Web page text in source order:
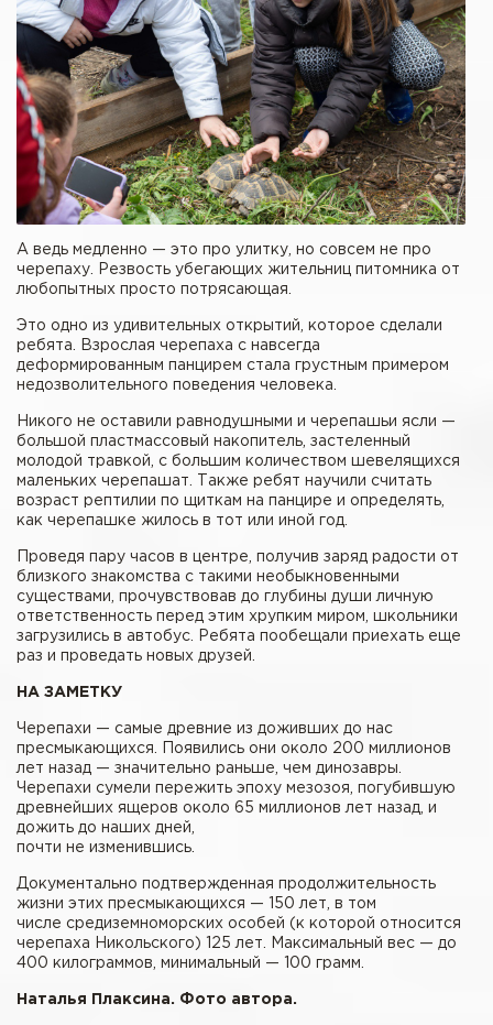
А ведь медленно — это про улитку, но совсем не про
черепаху. Резвость убегающих жительниц питомника от
любопытных просто потрясающая.
Это одно из удивительных открытий, которое сделали
ребята. Взрослая черепаха с навсегда
деформированным панцирем стала грустным примером
недозволительного поведения человека.
Никого не оставили равнодушными и черепашьи ясли —
большой пластмассовый накопитель, застеленный
молодой травкой, с большим количеством шевелящихся
маленьких черепашат. Также ребят научили считать
возраст рептилии по щиткам на панцире и определять,
как черепашке жилось в тот или иной год.
Проведя пару часов в центре, получив заряд радости от
близкого знакомства с такими необыкновенными
существами, прочувствовав до глубины души личную
ответственность перед этим хрупким миром, школьники
загрузились в автобус. Ребята пообещали приехать еще
раз и проведать новых друзей.
НА ЗАМЕТКУ
Черепахи — самые древние из доживших до нас
пресмыкающихся. Появились они около 200 миллионов
лет назад — значительно раньше, чем динозавры.
Черепахи сумели пережить эпоху мезозоя, погубившую
древнейших ящеров около 65 миллионов лет назад, и
дожить до наших дней,
почти не изменившись.
Документально подтвержденная продолжительность
жизни этих пресмыкающихся — 150 лет, в том
числе средиземноморских особей (к которой относится
черепаха Никольского) 125 лет. Максимальный вес — до
400 килограммов, минимальный — 100 грамм.
Наталья Плаксина. Фото автора.